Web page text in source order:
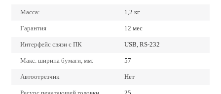
Масса: 1,2 кг
Гарантия 12 мес
Интерфейс связи с ПК USB, RS-232
Макс. ширина бумаги, мм: 57
Автоотрезчик Нет